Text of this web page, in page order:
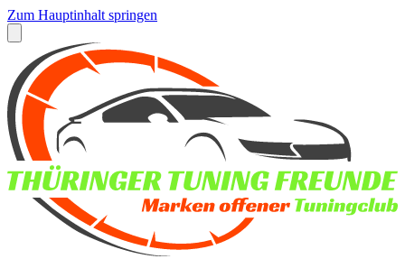
Zum Hauptinhalt springen